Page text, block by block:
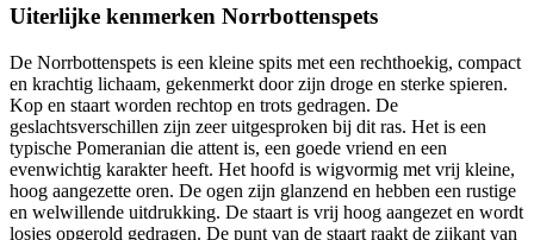
Uiterlijke kenmerken Norrbottenspets
De Norrbottenspets is een kleine spits met een rechthoekig, compact
en krachtig lichaam, gekenmerkt door zijn droge en sterke spieren.
Kop en staart worden rechtop en trots gedragen. De
geslachtsverschillen zijn zeer uitgesproken bij dit ras. Het is een
typische Pomeranian die attent is, een goede vriend en een
evenwichtig karakter heeft. Het hoofd is wigvormig met vrij kleine,
hoog aangezette oren. De ogen zijn glanzend en hebben een rustige
en welwillende uitdrukking. De staart is vrij hoog aangezet en wordt
losjes opgerold gedragen. De punt van de staart raakt de zijkant van